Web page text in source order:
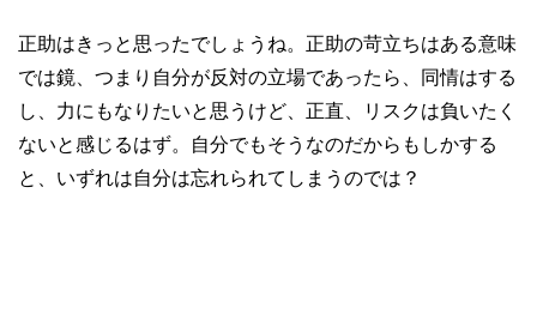
正助はきっと思ったでしょうね。正助の苛立ちはある意味
では鏡、つまり自分が反対の立場であったら、同情はする
し、力にもなりたいと思うけど、正直、リスクは負いたく
ないと感じるはず。自分でもそうなのだからもしかする
と、いずれは自分は忘れられてしまうのでは？